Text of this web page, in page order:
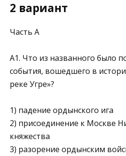
2 вариант
Часть А
А1. Что из названного было
события, вошедшего в
реке Угре»?
1) падение ордынского ига
2) присоединение к Москве
княжества
3) разорение ордынским